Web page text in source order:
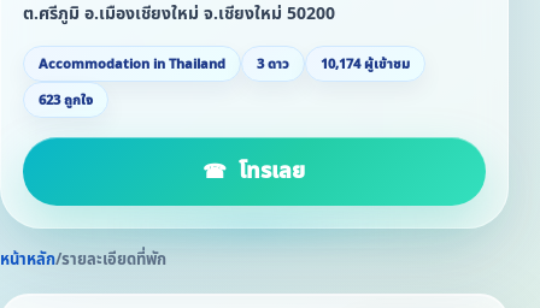
ต.ศรีภูมิ อ.เมืองเชียงใหม่ จ.เชียงใหม่ 50200
Accommodation in Thailand 3 ดาว
10,174 ผู้เข้าชม
623 ถูกใจ
โทรเลย
หน้าหลัก/รายละเอียดที่พัก